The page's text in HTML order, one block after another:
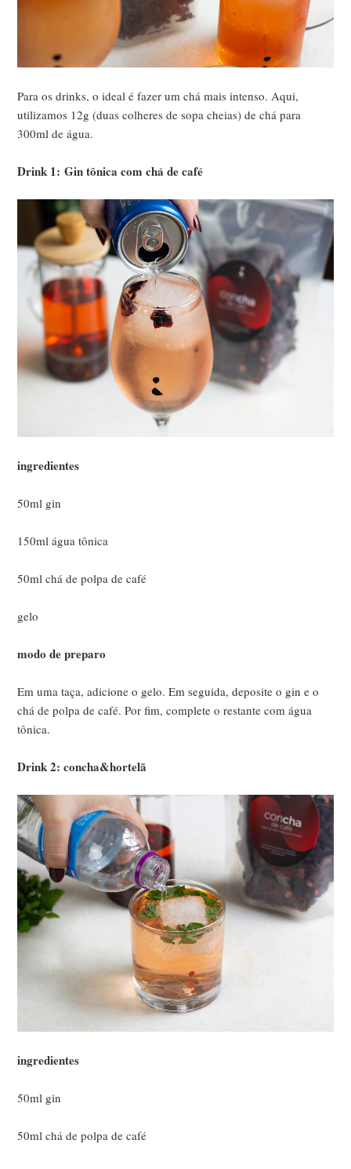
Para os drinks, o ideal é fazer um chá mais intenso. Aqui,
utilizamos 12g (duas colheres de sopa cheias) de chá para
300ml de água.
Drink 1: Gin tônica com chá de café
ingredientes
50ml gin
150ml água tônica
50ml chá de polpa de café
gelo
modo de preparo
Em uma taça, adicione o gelo. Em seguida, deposite o gin e o
chá de polpa de café. Por fim, complete o restante com água
tônica.
Drink 2: concha&hortelã
ingredientes
50ml gin
50ml chá de polpa de café